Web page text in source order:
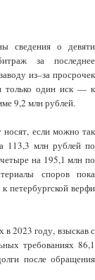
сведения о девяти
за последнее
из–за просрочек
только один иск — к
9,2 млн рублей.
носят, если можно так
113,3 млн рублей по
на 195,1 млн по
споров пока
петербургской верфи
2023 году, взыскав с
требованиях 86,1
после обращения